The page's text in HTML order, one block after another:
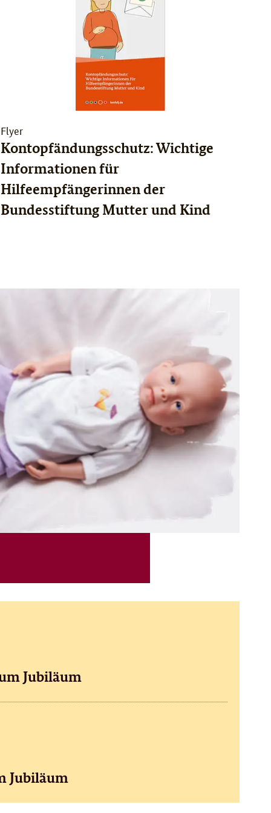
Flyer
Kontopfändungsschutz: Wichtige
Informationen für
Hilfeempfängerinnen der
Bundesstiftung Mutter und Kind
Jubiläum
Jubiläum